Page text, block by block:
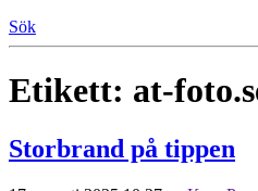
Sök
Etikett: at-
Storbrand på tippen